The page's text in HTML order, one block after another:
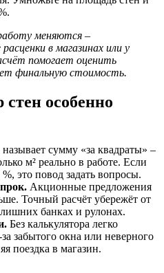
меняются –
в магазинах или у
помогает оценить
финальную стоимость.
стен особенно
сумму «за квадраты» –
м² реально в работе. Если
это повод задать вопросы.
Акционные предложения
Точный расчёт убережёт от
банках и рулонах.
Без калькулятора легко
забытого окна или неверного
поездка в магазин.